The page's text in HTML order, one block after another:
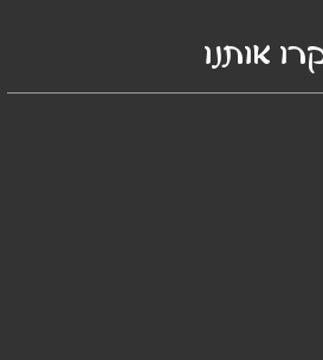
אותנו